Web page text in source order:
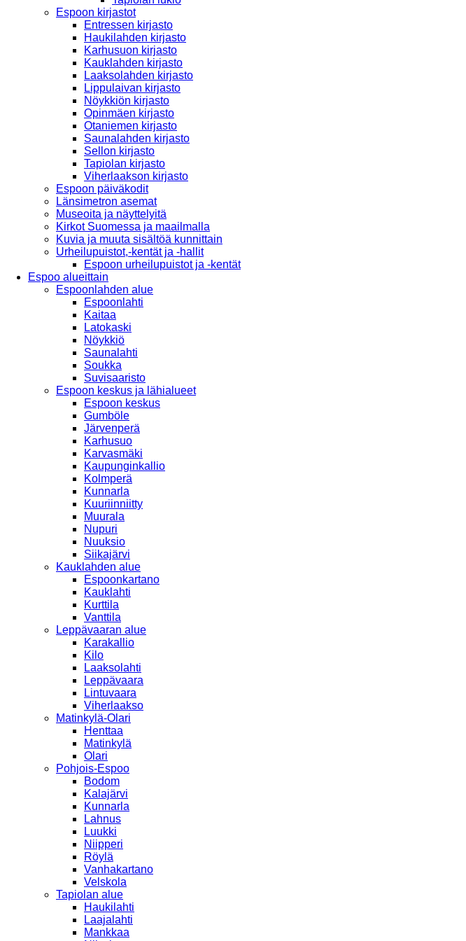
Espoon kirjastot
Entressen kirjasto
Haukilahden kirjasto
Karhusuon kirjasto
Kauklahden kirjasto
Laaksolahden kirjasto
Lippulaivan kirjasto
Nöykkiön kirjasto
Opinmäen kirjasto
Otaniemen kirjasto
Saunalahden kirjasto
Sellon kirjasto
Tapiolan kirjasto
Viherlaakson kirjasto
Espoon päiväkodit
Länsimetron asemat
Museoita ja näyttelyitä
Kirkot Suomessa ja maailmalla
Kuvia ja muuta sisältöä kunnittain
Urheilupuistot,-kentät ja -hallit
Espoon urheilupuistot ja -kentät
Espoo alueittain
Espoonlahden alue
Espoonlahti
Kaitaa
Latokaski
Nöykkiö
Saunalahti
Soukka
Suvisaaristo
Espoon keskus ja lähialueet
Espoon keskus
Gumböle
Järvenperä
Karhusuo
Karvasmäki
Kaupunginkallio
Kolmperä
Kunnarla
Kuuriinniitty
Muurala
Nupuri
Nuuksio
Siikajärvi
Kauklahden alue
Espoonkartano
Kauklahti
Kurttila
Vanttila
Leppävaaran alue
Karakallio
Kilo
Laaksolahti
Leppävaara
Lintuvaara
Viherlaakso
Matinkylä-Olari
Henttaa
Matinkylä
Olari
Pohjois-Espoo
Bodom
Kalajärvi
Kunnarla
Lahnus
Luukki
Niipperi
Röylä
Vanhakartano
Velskola
Tapiolan alue
Haukilahti
Laajalahti
Mankkaa